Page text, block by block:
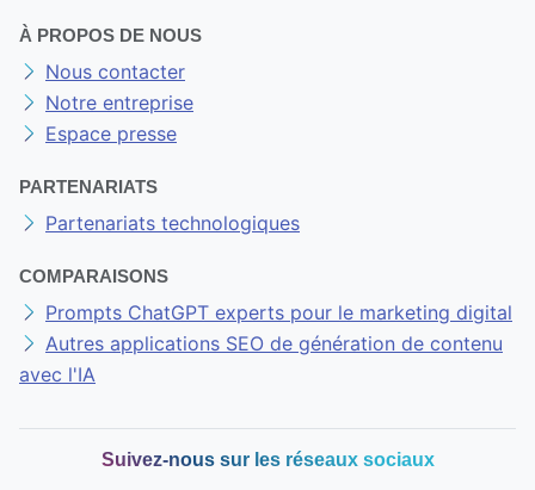
À PROPOS DE NOUS
Nous contacter
Notre entreprise
Espace presse
PARTENARIATS
Partenariats technologiques
COMPARAISONS
Prompts ChatGPT experts pour le marketing digital
Autres applications SEO de génération de contenu
avec l'IA
Suivez-nous sur les réseaux sociaux